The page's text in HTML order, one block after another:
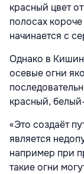
красный цвет
полосах
начинается с
Однако в
осевые огни
красный,
«Это создаёт
является
например при
такие огни